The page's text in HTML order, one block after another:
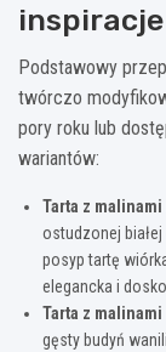
inspiracje
Podstawowy
twórczo
pory roku lub
wariantów:
Tarta z
ostudzonej
posyp tartę
elegancka i
Tarta z
gęsty budyń